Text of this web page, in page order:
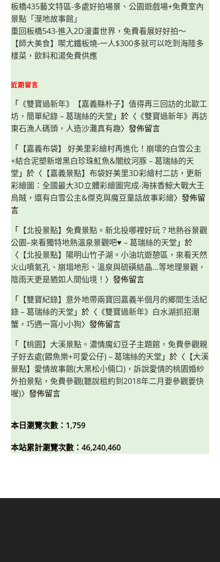
菜
亦
可
單
點，
還
有
包
廂、
板橋435藝文特區-多處好拍場景、公園遊戲場+免費室內
景點「溼地故事館」
重回板橋543-進入2D漫畫世界，免費看展好好拍～
【師大美食】喫尤鐵板燒-一人$300多就可以吃到海陸多
樣菜，飲料和湯免費供應
近期留言
「 《雙寶過新年》【嘉義縣朴子】值得再三回訪的北歐工
坊，簡單紀錄 – 葛瑞絲的天堂 」於〈 《雙寶過新年》再訪
東石漁人碼頭，人造沙灘真有趣〉發佈留言
「 【嘉義布袋】 好美里彩繪村再進化！崩壞的白雪公主
+結合泥塑新增黑白珍珠魟魚&闇紋河豚 – 葛瑞絲的天
堂 」於〈 【嘉義景點】布袋好美里3D彩繪村二訪，更新
彩繪圖：全國最大3D立體彩繪圖完成-海抹香鯨大戰大王
烏賊，還有白雪公主&傑克與魔豆童話故事彩繪〉發佈留
言
「 【北投景點】免費景點。新北投哪裡好玩？地熱谷景觀
公園–來看獨特地熱溫泉景觀吧♥ – 葛瑞絲的天堂 」於
〈 【北投景點】陽明山竹子湖。小油坑遊憩區，來看天然
火山噴氣孔、崩塌地形、溫泉與硫磺結晶…等地理景觀，
陰雨天更是猶如人間仙境！ 〉發佈留言
「 【雙寶紀錄】意外地帶兩寶回嘉義半個月的鄉間生活紀
錄 – 葛瑞絲的天堂 」於〈 《雙寶過新年》白水湖抓招潮
蟹，巧遇一窩小小狗〉發佈留言
「 【桃園】大溪景點。濃情魔幻豆子主題館，免費參觀親
子好去處(餵魚樂+可愛公仔) – 葛瑞絲的天堂 」於〈 【大溪
景點】愛情故事館(大黑松小倆口)，訴說愛情的桃園婚紗
外拍景點，免費參觀(聽說租約到2018年二月要參觀要快
喔)〉發佈留言
本日瀏覽次數：1,759
本站累計瀏覽次數：46,240,460